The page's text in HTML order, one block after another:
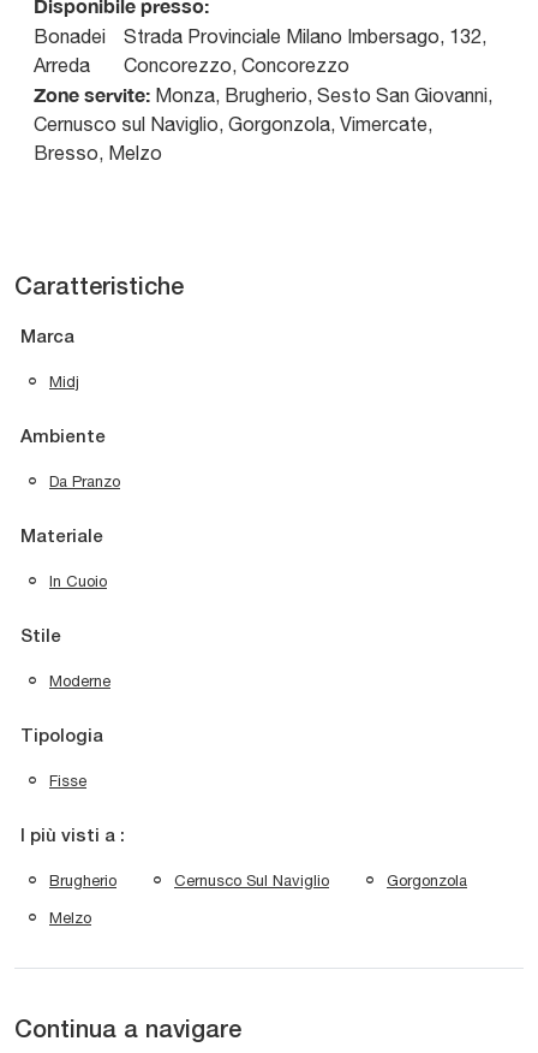
Disponibile presso:
Bonadei
Arreda
Strada Provinciale Milano Imbersago, 132,
Concorezzo,Concorezzo
Zone servite: Monza, Brugherio, Sesto San Giovanni,
Cernusco sul Naviglio, Gorgonzola, Vimercate,
Bresso, Melzo
Caratteristiche
Marca
Midj
Ambiente
Da Pranzo
Materiale
In Cuoio
Stile
Moderne
Tipologia
Fisse
I più visti a :
Brugherio Cernusco Sul Naviglio Gorgonzola
Melzo
Continua a navigare